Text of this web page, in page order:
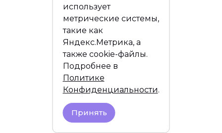
использует
метрические системы,
такие как
Яндекс.Метрика, а
также cookie-файлы.
Подробнее в
Политике
Конфиденциальности.
Принять